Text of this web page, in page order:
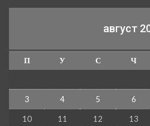
август
П У С Ч
3 4 5 6
10 11 12 13